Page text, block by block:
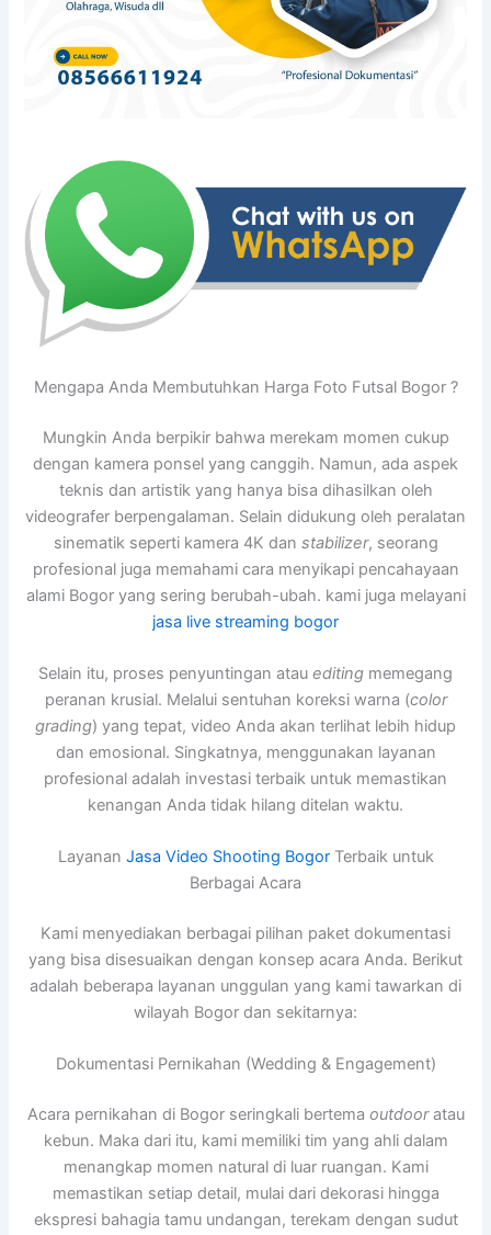
Mengapa Anda Membutuhkan Harga Foto Futsal Bogor ?
Mungkin Anda berpikir bahwa merekam momen cukup
dengan kamera ponsel yang canggih. Namun, ada aspek
teknis dan artistik yang hanya bisa dihasilkan oleh
videografer berpengalaman. Selain didukung oleh peralatan
sinematik seperti kamera 4K dan stabilizer, seorang
profesional juga memahami cara menyikapi pencahayaan
alami Bogor yang sering berubah-ubah. kami juga melayani
jasa live streaming bogor
Selain itu, proses penyuntingan atau editing memegang
peranan krusial. Melalui sentuhan koreksi warna (color
grading) yang tepat, video Anda akan terlihat lebih hidup
dan emosional. Singkatnya, menggunakan layanan
profesional adalah investasi terbaik untuk memastikan
kenangan Anda tidak hilang ditelan waktu.
Layanan Jasa Video Shooting BogorTerbaik untuk
Berbagai Acara
Kami menyediakan berbagai pilihan paket dokumentasi
yang bisa disesuaikan dengan konsep acara Anda. Berikut
adalah beberapa layanan unggulan yang kami tawarkan di
wilayah Bogor dan sekitarnya:
Dokumentasi Pernikahan (Wedding & Engagement)
Acara pernikahan di Bogor seringkali bertema outdooratau
kebun. Maka dari itu, kami memiliki tim yang ahli dalam
menangkap momen natural di luar ruangan. Kami
memastikan setiap detail, mulai dari dekorasi hingga
ekspresi bahagia tamu undangan, terekam dengan sudut